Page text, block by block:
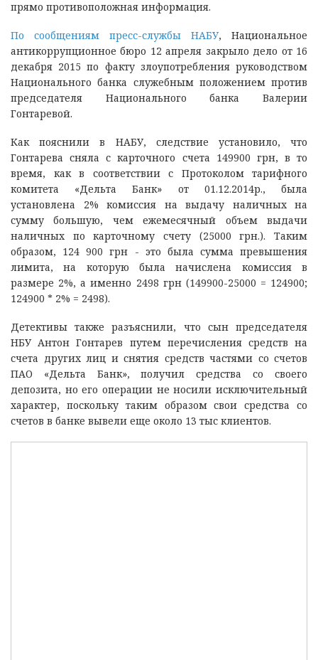
прямо противоположная информация.
По сообщениям пресс-службы НАБУ, Национальное
антикоррупционное бюро 12 апреля закрыло дело от 16
декабря 2015 по факту злоупотребления руководством
Национального банка служебным положением против
председателя Национального банка Валерии
Гонтаревой.
Как пояснили в НАБУ, следствие установило, что
Гонтарева сняла с карточного счета 149900 грн, в то
время, как в соответствии с Протоколом тарифного
комитета «Дельта Банк» от 01.12.2014р., была
установлена 2% комиссия на выдачу наличных на
сумму большую, чем ежемесячный объем выдачи
наличных по карточному счету (25000 грн.). Таким
образом, 124 900 грн - это была сумма превышения
лимита, на которую была начислена комиссия в
размере 2%, а именно 2498 грн (149900-25000 = 124900;
124900 * 2% = 2498).
Детективы также разъяснили, что сын председателя
НБУ Антон Гонтарев путем перечисления средств на
счета других лиц и снятия средств частями со счетов
ПАО «Дельта Банк», получил средства со своего
депозита, но его операции не носили исключительный
характер, поскольку таким образом свои средства со
счетов в банке вывели еще около 13 тыс клиентов.